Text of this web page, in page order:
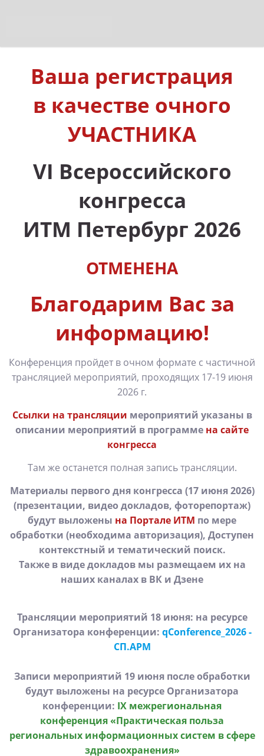
Ваша регистрация
в качестве очного
УЧАСТНИКА
VI Всероссийского
конгресса
ИТМ Петербург 2026
ОТМЕНЕНА
Благодарим Вас за
информацию!
Конференция пройдет в очном формате с частичной
трансляцией мероприятий, проходящих 17-19 июня
2026 г.
Ссылки на трансляции мероприятий указаны в
описании мероприятий в программе на сайте
конгресса
Там же останется полная запись трансляции.
Материалы первого дня конгресса (17 июня 2026)
(презентации, видео докладов, фоторепортаж)
будут выложены на Портале ИТМ по мере
обработки (необходима авторизация), Доступен
контекстный и тематический поиск.
Также в виде докладов мы размещаем их на
наших каналах в ВК и Дзене
Трансляции мероприятий 18 июня: на ресурсе
Организатора конференции: qConference_2026 -
СП.АРМ
Записи мероприятий 19 июня после обработки
будут выложены на ресурсе Организатора
конференции: IX межрегиональная
конференция «Практическая польза
региональных информационных систем в сфере
здравоохранения»